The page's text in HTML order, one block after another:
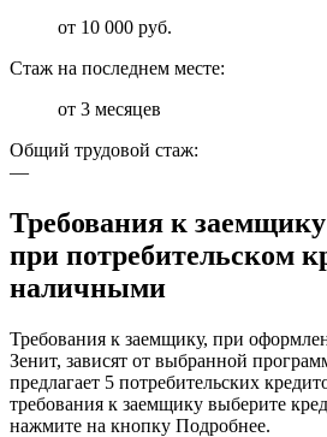
от 10 000 руб.
Стаж на последнем месте:
от 3 месяцев
Общий трудовой стаж:
—
Требования к
при потребительском
наличными
​Требования к заемщику, при
Зенит, зависят от выбранной
предлагает 5 потребительских
требования к заемщику выберите
нажмите на кнопку Подробнее.